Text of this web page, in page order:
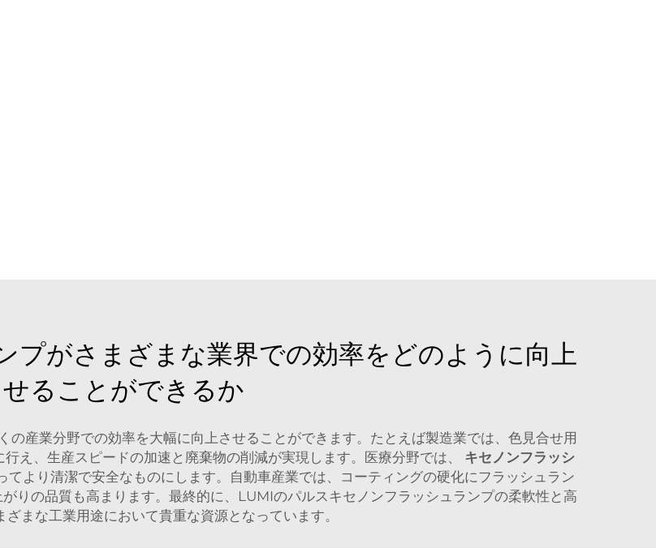
プがさまざまな業界での効率をどのように向上
ることができるか
産業分野での効率を大幅に向上させることができます。たとえば製造業では、色見合せ用
え、生産スピードの加速と廃棄物の削減が実現します。医療分野では、 キセノンフラッシ
より清潔で安全なものにします。自動車産業では、コーティングの硬化にフラッシュラン
りの品質も高まります。最終的に、LUMIのパルスキセノンフラッシュランプの柔軟性と高
まな工業用途において貴重な資源となっています。